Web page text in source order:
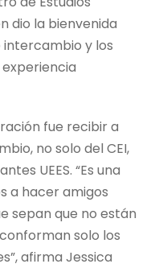
dio la bienvenida
intercambio y los
fue recibir a
no solo del CEI,
UEES. “Es una
a hacer amigos
sepan que no están
solo los
afirma Jessica